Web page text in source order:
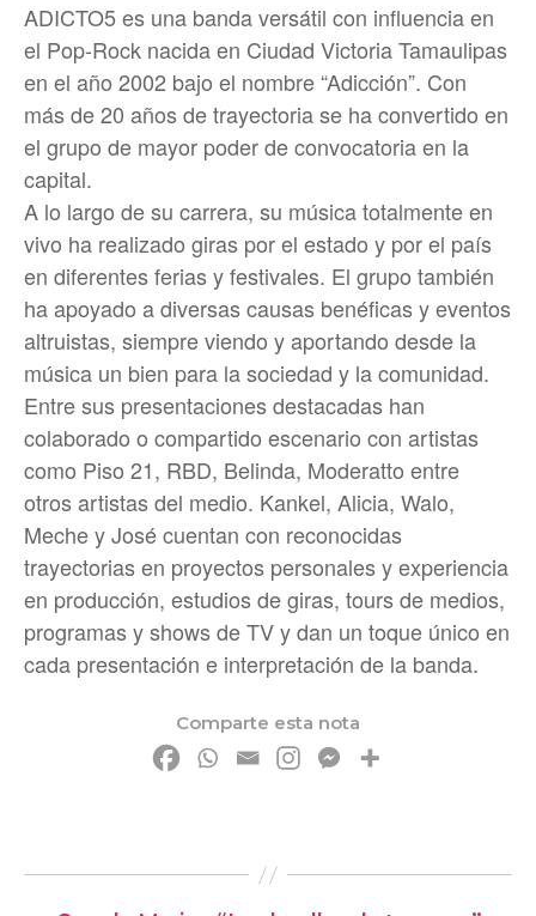
ADICTO5 es una banda versátil con influencia en
el Pop-Rock nacida en Ciudad Victoria Tamaulipas
en el año 2002 bajo el nombre “Adicción”. Con
más de 20 años de trayectoria se ha convertido en
el grupo de mayor poder de convocatoria en la
capital.
A lo largo de su carrera, su música totalmente en
vivo ha realizado giras por el estado y por el país
en diferentes ferias y festivales. El grupo también
ha apoyado a diversas causas benéficas y eventos
altruistas, siempre viendo y aportando desde la
música un bien para la sociedad y la comunidad.
Entre sus presentaciones destacadas han
colaborado o compartido escenario con artistas
como Piso 21, RBD, Belinda, Moderatto entre
otros artistas del medio. Kankel, Alicia, Walo,
Meche y José cuentan con reconocidas
trayectorias en proyectos personales y experiencia
en producción, estudios de giras, tours de medios,
programas y shows de TV y dan un toque único en
cada presentación e interpretación de la banda.
Comparte esta nota